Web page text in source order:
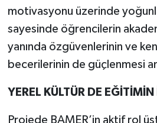
motivasyonu üzerinde
sayesinde öğrencilerin
yanında özgüvenlerinin ve
becerilerinin de güçlenmesi
YEREL KÜLTÜR DE EĞİTİMİN
Projede BAMER’in aktif rol